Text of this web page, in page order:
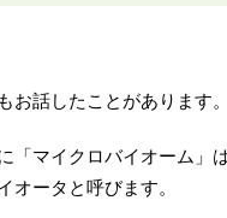
お話したことがあります。
「マイクロバイオーム」
オータと呼びます。